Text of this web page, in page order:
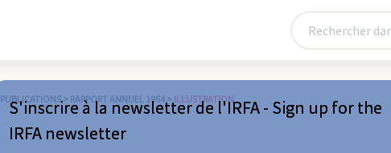
PUBLICATIONS > RAPPORT ANNUEL 1954 > ILLUSTRATION
S'inscrire à la newsletter de l'IRFA - Sign up for the
IRFA newsletter